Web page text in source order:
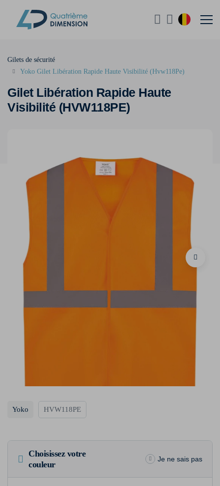
Gilet Libération Rapide Haute
Visibilité (HVW118PE)
Gilets de sécurité
Yoko Gilet Libération Rapide Haute Visibilité (Hvw118Pe)
Yoko HVW118PE
Choisissez votre
couleur
Je ne sais pas